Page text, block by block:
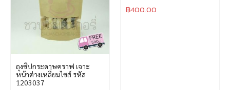
ถุงซิปกระดาษคราฟ เจาะ
หน้าต่างเหลี่ยมไซส์ รหัส
1203037
฿400.00